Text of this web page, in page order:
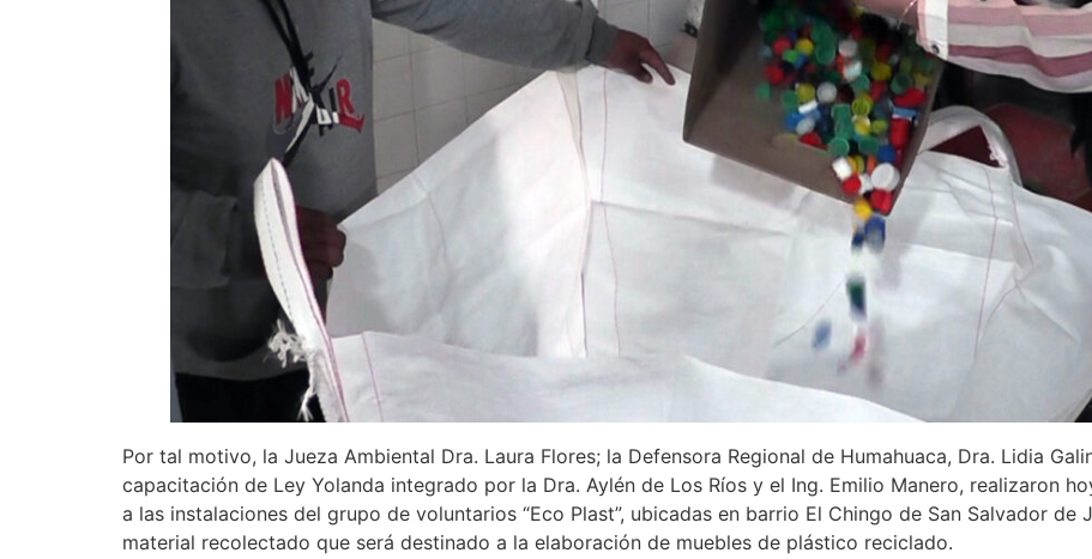
Por tal motivo, la Jueza Ambiental Dra. Laura Flores; la Defensora Regional de Humahuaca, Dra. Lidia
capacitación de Ley Yolanda integrado por la Dra. Aylén de Los Ríos y el Ing. Emilio Manero, realizaron
a las instalaciones del grupo de voluntarios “Eco Plast”, ubicadas en barrio El Chingo de San Salvador de
material recolectado que será destinado a la elaboración de muebles de plástico reciclado.